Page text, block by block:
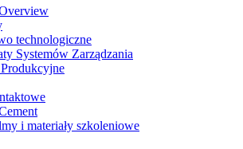
technologiczne
Systemów Zarządzania
i materiały szkoleniowe